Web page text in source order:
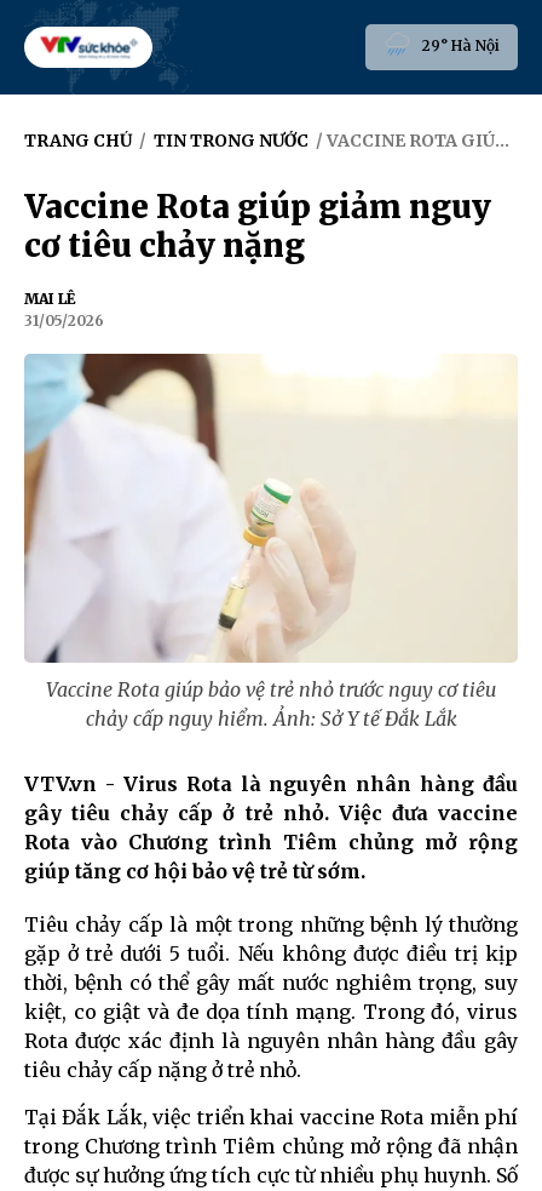
29° Hà Nội
TRANG CHỦ / TIN TRONG NƯỚC / VACCINE ROTA GIÚP GIẢM NGUY CƠ TIÊU CHẢY NẶNG
Vaccine Rota giúp giảm nguy
cơ tiêu chảy nặng
MAI LÊ
31/05/2026
Vaccine Rota giúp bảo vệ trẻ nhỏ trước nguy cơ tiêu
chảy cấp nguy hiểm. Ảnh: Sở Y tế Đắk Lắk
VTV.vn - Virus Rota là nguyên nhân hàng đầu
gây tiêu chảy cấp ở trẻ nhỏ. Việc đưa vaccine
Rota vào Chương trình Tiêm chủng mở rộng
giúp tăng cơ hội bảo vệ trẻ từ sớm.
Tiêu chảy cấp là một trong những bệnh lý thường
gặp ở trẻ dưới 5 tuổi. Nếu không được điều trị kịp
thời, bệnh có thể gây mất nước nghiêm trọng, suy
kiệt, co giật và đe dọa tính mạng. Trong đó, virus
Rota được xác định là nguyên nhân hàng đầu gây
tiêu chảy cấp nặng ở trẻ nhỏ.
Tại Đắk Lắk, việc triển khai vaccine Rota miễn phí
trong Chương trình Tiêm chủng mở rộng đã nhận
được sự hưởng ứng tích cực từ nhiều phụ huynh. Số